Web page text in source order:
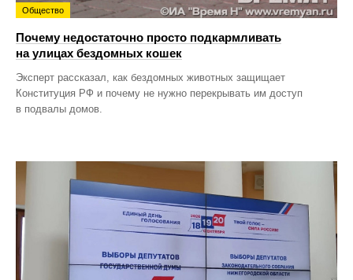
Общество
Почему недостаточно просто подкармливать
на улицах бездомных кошек
Эксперт рассказал, как бездомных животных защищает
Конституция РФ и почему не нужно перекрывать им доступ
в подвалы домов.